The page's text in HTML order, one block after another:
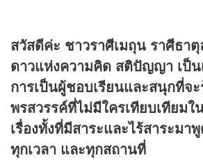
สวัสดีค่ะ ชาวราศีเมถุน ราศีธา
ดาวแห่งความคิด สติปัญญา เป็น
การเป็นผู้ชอบเรียนและสนุกที่จ
พรสวรรค์ที่ไม่มีใครเทียบเทียมใ
เรื่องทั้งที่มีสาระและไร้สาระม
ทุกเวลา และทุกสถานที่